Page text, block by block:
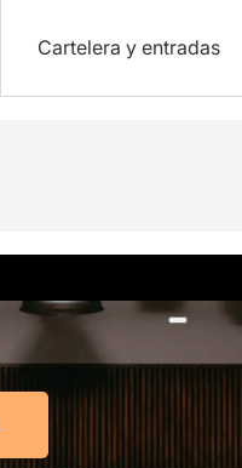
Cartelera y entradas
Ficha artística Fotos